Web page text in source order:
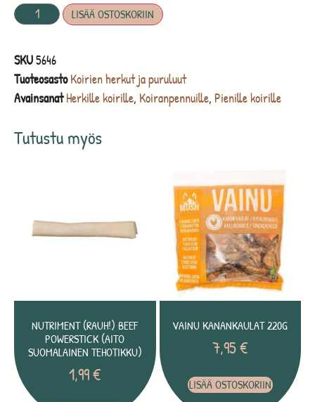
Tutustu myös
NUTRIMENT (RAUH!) BEEF
POWERSTICK (AITO
SUOMALAINEN TEHOTIKKU)
1,99€
VAINU KANANKAULAT 220G
7,95€
LISÄÄ OSTOSKORIIN
LISÄÄ OSTOSKORIIN
SKU5646
Tuoteosasto Koirien herkut ja puruluut
Avainsanat Herkille koirille, Koiranpennuille, Pienille koirille